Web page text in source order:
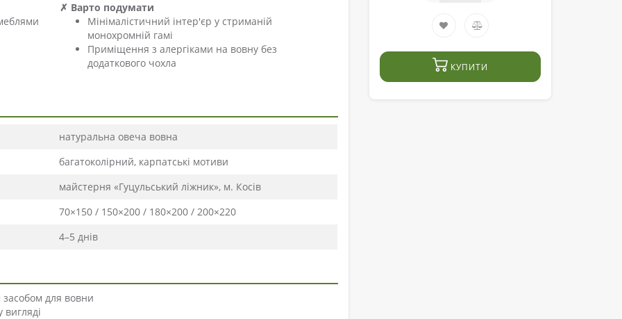
✗ Варто подумати
Мінімалістичний інтер'єр у стриманій
монохромній гамі
Приміщення з алергіками на вовну без
додаткового чохла
натуральна овеча вовна
багатоколірний, карпатські мотиви
майстерня «Гуцульський ліжник», м. Косів
70×150 / 150×200 / 180×200 / 200×220
4–5 днів
для вовни
КУПИТИ